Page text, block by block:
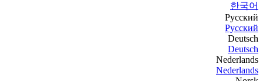
한국어
Русский
Русский
Deutsch
Deutsch
Nederlands
Nederlands